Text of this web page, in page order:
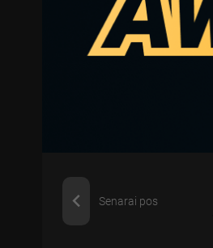
Senarai pos